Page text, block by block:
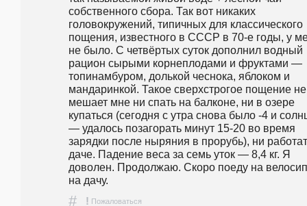
собственного сбора. Так вот никаких
головокружений, типичных для классического
пощения, известного в СССР в 70-е годы, у
не было. С четвёртых суток дополнил водный
рацион сырыми корнеплодами и фруктами —
топинамбуром, долькой чеснока, яблоком и
мандаринкой. Такое сверхстрогое пощение не
мешает мне ни спать на балконе, ни в озере
купаться (сегодня с утра снова было -4 и
— удалось позагорать минут 15-20 во время
зарядки после ныряния в прорубь), ни
даче. Падение веса за cемь уток — 8,4 кг. Я
доволен. Продолжаю. Скоро поеду на
на дачу.
# ! Пожаловаться